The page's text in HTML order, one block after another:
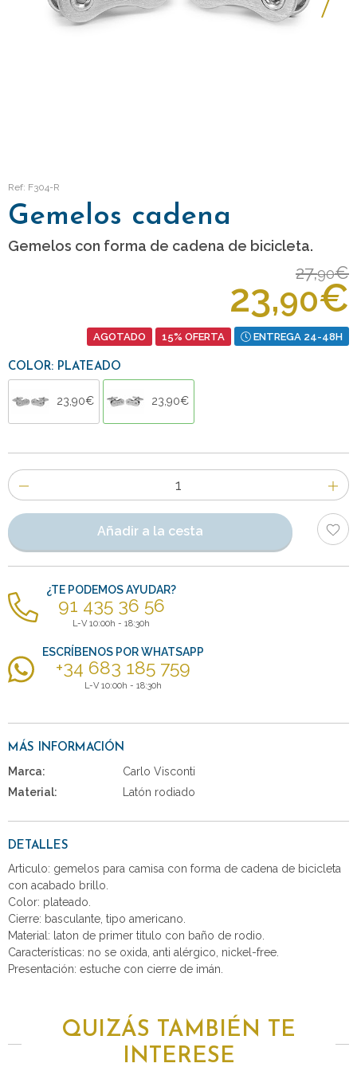
Ref: F304-R
Gemelos cadena
Gemelos con forma de cadena de bicicleta.
27,90€
23,90€
AGOTADO 15% OFERTA ENTREGA 24-48H
COLOR: PLATEADO
23,90€ 23,90€
Número
de
artículos
Añadir a la cesta
¿TE PODEMOS AYUDAR?
91 435 36 56
L-V 10:00h - 18:30h
ESCRÍBENOS POR WHATSAPP
+34 683 185 759
L-V 10:00h - 18:30h
MÁS INFORMACIÓN
Marca:
Carlo Visconti
Material:
Latón rodiado
DETALLES
Articulo: gemelos para camisa con forma de cadena de bicicleta
con acabado brillo.
Color: plateado.
Cierre: basculante, tipo americano.
Material: laton de primer titulo con baño de rodio.
Características: no se oxida, anti alérgico, nickel-free.
Presentación: estuche con cierre de imán.
QUIZÁS TAMBIÉN TE
INTERESE